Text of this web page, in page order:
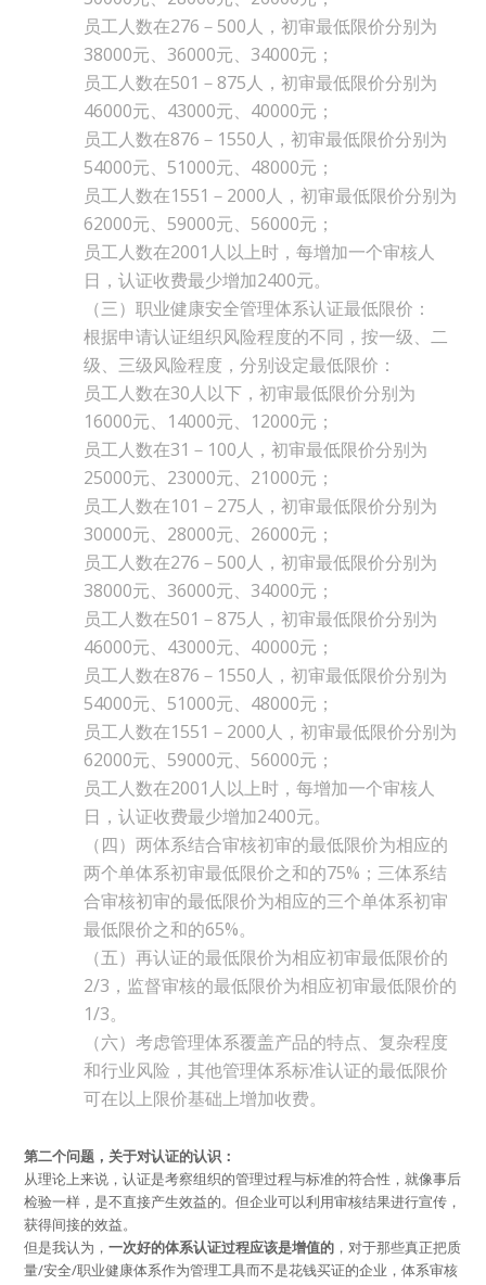
员工人数在276－500人，初审最低限价分别为
38000元、36000元、34000元；
员工人数在501－875人，初审最低限价分别为
46000元、43000元、40000元；
员工人数在876－1550人，初审最低限价分别为
54000元、51000元、48000元；
员工人数在1551－2000人，初审最低限价分别为
62000元、59000元、56000元；
员工人数在2001人以上时，每增加一个审核人
日，认证收费最少增加2400元。
（三）职业健康安全管理体系认证最低限价：
根据申请认证组织风险程度的不同，按一级、二
级、三级风险程度，分别设定最低限价：
员工人数在30人以下，初审最低限价分别为
16000元、14000元、12000元；
员工人数在31－100人，初审最低限价分别为
25000元、23000元、21000元；
员工人数在101－275人，初审最低限价分别为
30000元、28000元、26000元；
员工人数在276－500人，初审最低限价分别为
38000元、36000元、34000元；
员工人数在501－875人，初审最低限价分别为
46000元、43000元、40000元；
员工人数在876－1550人，初审最低限价分别为
54000元、51000元、48000元；
员工人数在1551－2000人，初审最低限价分别为
62000元、59000元、56000元；
员工人数在2001人以上时，每增加一个审核人
日，认证收费最少增加2400元。
（四）两体系结合审核初审的最低限价为相应的
两个单体系初审最低限价之和的75%；三体系结
合审核初审的最低限价为相应的三个单体系初审
最低限价之和的65%。
（五）再认证的最低限价为相应初审最低限价的
2/3，监督审核的最低限价为相应初审最低限价的
1/3。
（六）考虑管理体系覆盖产品的特点、复杂程度
和行业风险，其他管理体系标准认证的最低限价
可在以上限价基础上增加收费。
第二个问题，关于对认证的认识：
从理论上来说，认证是考察组织的管理过程与标准的符合性，就像事后
检验一样，是不直接产生效益的。但企业可以利用审核结果进行宣传，
获得间接的效益。
但是我认为，一次好的体系认证过程应该是增值的 ，对于那些真正把质
量/安全/职业健康体系作为管理工具而不是花钱买证的企业，体系审核